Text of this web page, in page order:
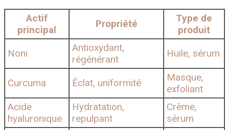
Actif
principal
Propriété
Type de
produit
Noni
Antioxydant,
régénérant
Huile, sérum
Curcuma Éclat, uniformité
Masque,
exfoliant
Acide
hyaluronique
Hydratation,
repulpant
Crème,
sérum